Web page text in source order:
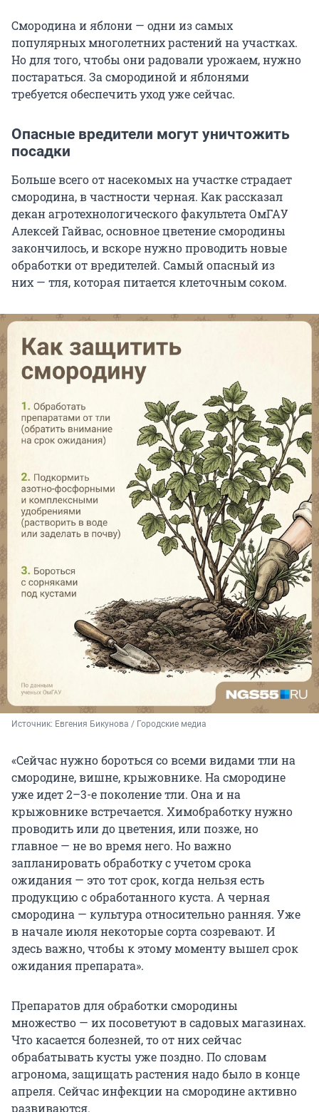
Смородина и яблони — одни из самых
популярных многолетних растений на участках.
Но для того, чтобы они радовали урожаем, нужно
постараться. За смородиной и яблонями
требуется обеспечить уход уже сейчас.
Опасные вредители могут уничтожить
посадки
Больше всего от насекомых на участке страдает
смородина, в частности черная. Как рассказал
декан агротехнологического факультета ОмГАУ
Алексей Гайвас, основное цветение смородины
закончилось, и вскоре нужно проводить новые
обработки от вредителей. Самый опасный из
них — тля, которая питается клеточным соком.
Источник: Евгения Бикунова / Городские медиа
«Сейчас нужно бороться со всеми видами тли на
смородине, вишне, крыжовнике. На смородине
уже идет 2–3-е поколение тли. Она и на
крыжовнике встречается. Химобработку нужно
проводить или до цветения, или позже, но
главное — не во время него. Но важно
запланировать обработку с учетом срока
ожидания — это тот срок, когда нельзя есть
продукцию с обработанного куста. А черная
смородина — культура относительно ранняя. Уже
в начале июля некоторые сорта созревают. И
здесь важно, чтобы к этому моменту вышел срок
ожидания препарата».
Препаратов для обработки смородины
множество — их посоветуют в садовых магазинах.
Что касается болезней, то от них сейчас
обрабатывать кусты уже поздно. По словам
агронома, защищать растения надо было в конце
апреля. Сейчас инфекции на смородине активно
развиваются.